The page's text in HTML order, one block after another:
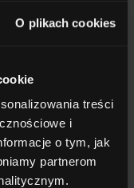
O plikach cookies
treści
i
o tym, jak
partnerom